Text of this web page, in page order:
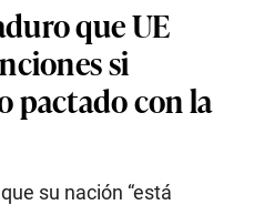
que UE
si
pactado con la
su nación “está